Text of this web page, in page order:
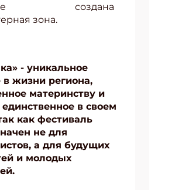
создана
зона.
- уникальное
в жизни региона,
материнству и
единственное в своем
как фестиваль
не для
а для будущих
и молодых